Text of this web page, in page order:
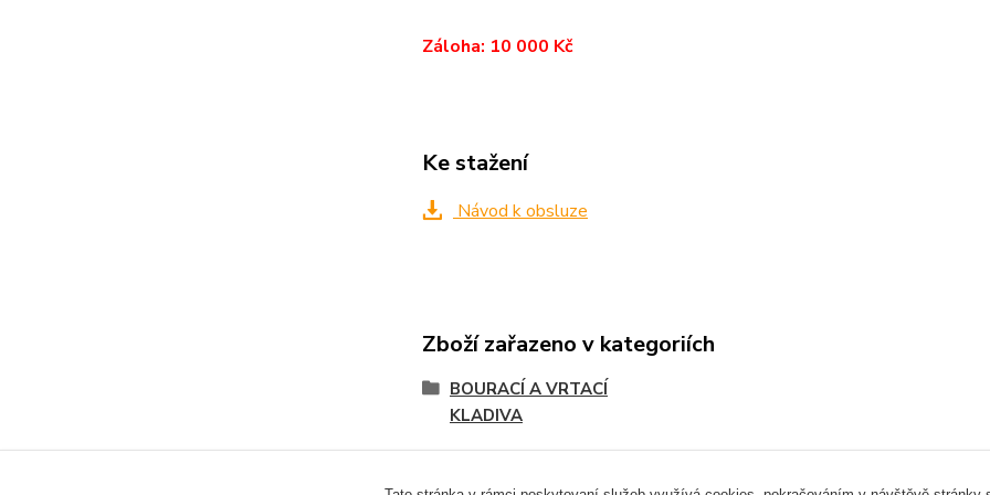
Záloha: 10 000 Kč
Ke stažení
Návod k obsluze
Zboží zařazeno v kategoriích
BOURACÍ A VRTACÍ
KLADIVA